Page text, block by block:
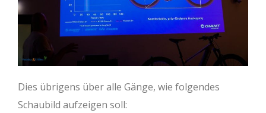
Dies übrigens über alle Gänge, wie folgendes
Schaubild aufzeigen soll: